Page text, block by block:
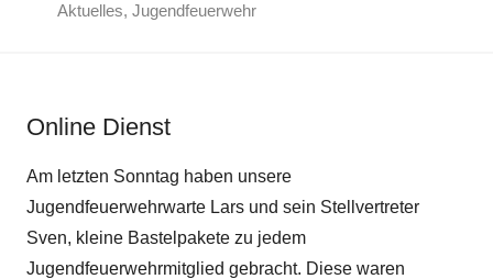
Aktuelles, Jugendfeuerwehr
Online Dienst
Am letzten Sonntag haben unsere
Jugendfeuerwehrwarte Lars und sein Stellvertreter
Sven, kleine Bastelpakete zu jedem
Jugendfeuerwehrmitglied gebracht. Diese waren